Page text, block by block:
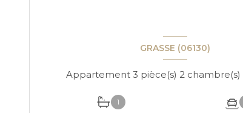
GRASSE (06130)
1